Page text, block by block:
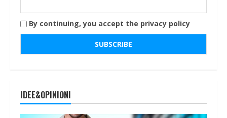
By continuing, you accept the privacy policy
IDEE&OPINIONI